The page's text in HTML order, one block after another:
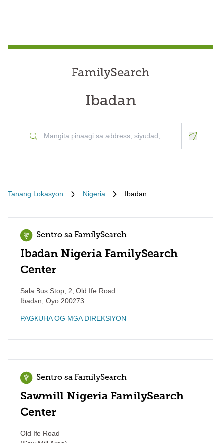
FamilySearch
Ibadan
Tanang Lokasyon Nigeria Ibadan
Sentro sa FamilySearch
Ibadan Nigeria FamilySearch
Center
Sala Bus Stop, 2, Old Ife Road
Ibadan Oyo 200273
PAGKUHA OG MGA DIREKSIYON
Sentro sa FamilySearch
Sawmill Nigeria FamilySearch
Center
Old Ife Road